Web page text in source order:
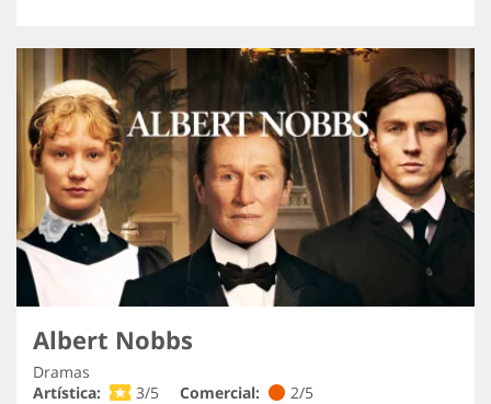
Albert Nobbs
Dramas
Artística:
3/5 Comercial:
2/5